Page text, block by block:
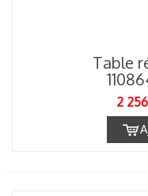
Table
2